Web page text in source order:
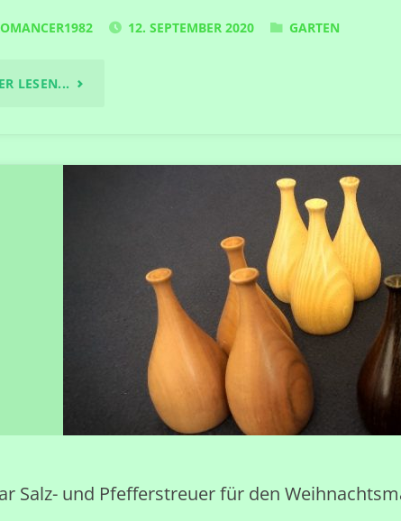
12. SEPTEMBER 2020 GARTEN
LESEN... "KLINKER
DEN
Salz- und Pfefferstreuer für den